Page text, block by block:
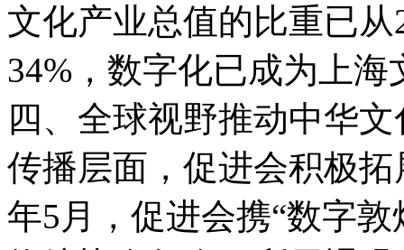
文化产业总值的比重已从
34%，数字化已成为上
四、全球视野推动中华
传播层面，促进会积极
年5月，促进会携“数字